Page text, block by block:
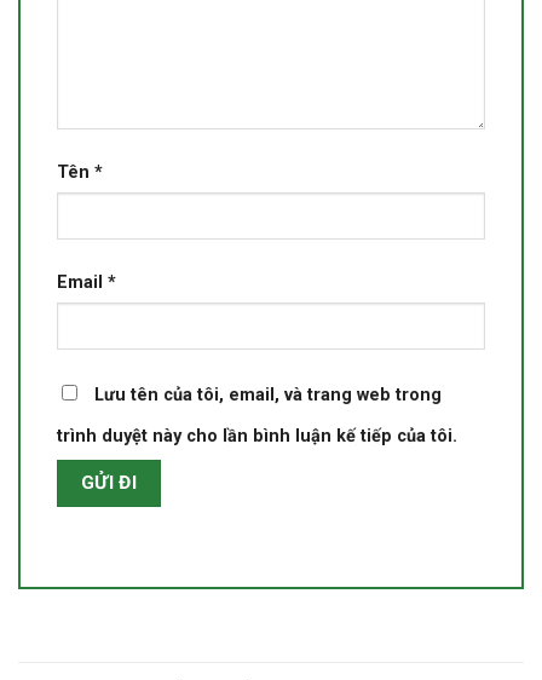
Tên *
Email *
Lưu tên của tôi, email, và trang web trong
trình duyệt này cho lần bình luận kế tiếp của tôi.